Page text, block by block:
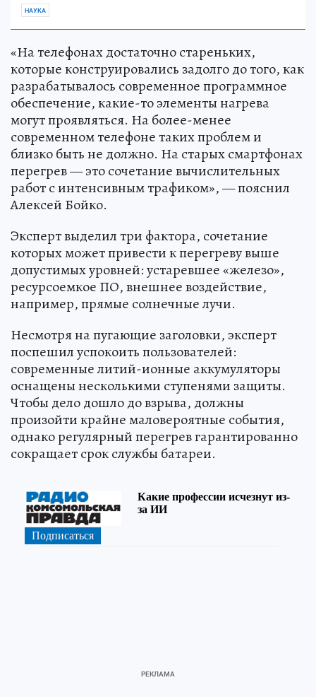
НАУКА
«На телефонах достаточно стареньких,
которые конструировались задолго до того, как
разрабатывалось современное программное
обеспечение, какие-то элементы нагрева
могут проявляться. На более-менее
современном телефоне таких проблем и
близко быть не должно. На старых смартфонах
перегрев — это сочетание вычислительных
работ с интенсивным трафиком», — пояснил
Алексей Бойко.
Эксперт выделил три фактора, сочетание
которых может привести к перегреву выше
допустимых уровней: устаревшее «железо»,
ресурсоемкое ПО, внешнее воздействие,
например, прямые солнечные лучи.
Несмотря на пугающие заголовки, эксперт
поспешил успокоить пользователей:
современные литий-ионные аккумуляторы
оснащены несколькими ступенями защиты.
Чтобы дело дошло до взрыва, должны
произойти крайне маловероятные события,
однако регулярный перегрев гарантированно
сокращает срок службы батареи.